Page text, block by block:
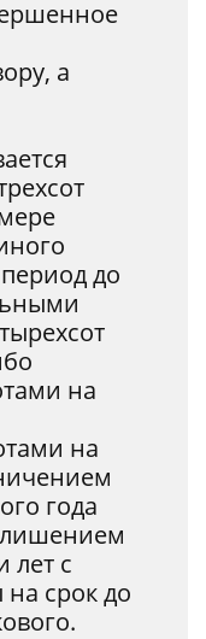
а
до
на
на
года
лишением
лет с
срок до